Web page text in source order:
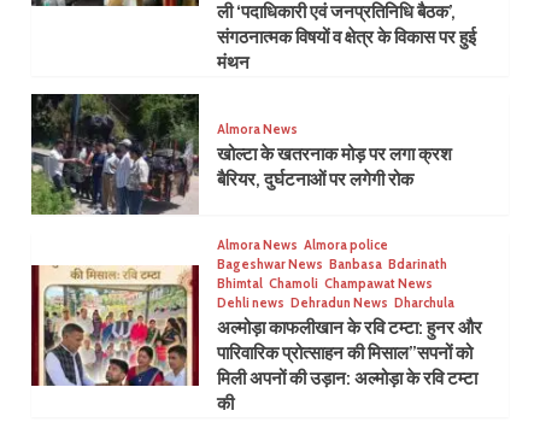
ली ‘पदाधिकारी एवं जनप्रतिनिधि बैठक’,
संगठनात्मक विषयों व क्षेत्र के विकास पर हुई
मंथन
Almora News
खोल्टा के खतरनाक मोड़ पर लगा क्रश
बैरियर, दुर्घटनाओं पर लगेगी रोक
Almora News Almora police
Bageshwar News Banbasa Bdarinath
Bhimtal Chamoli Champawat News
Dehli news Dehradun News Dharchula
अल्मोड़ा काफलीखान के रवि टम्टा: हुनर और
पारिवारिक प्रोत्साहन की मिसाल”सपनों को
मिली अपनों की उड़ान: अल्मोड़ा के रवि टम्टा
की